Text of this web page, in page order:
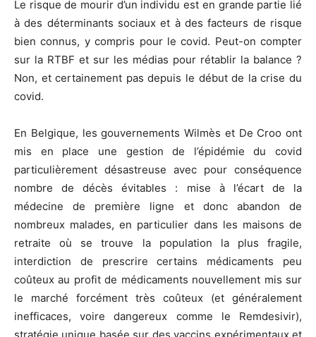
Le risque de mourir d’un individu est en grande partie lié
à des déterminants sociaux et à des facteurs de risque
bien connus, y compris pour le covid. Peut-on compter
sur la RTBF et sur les médias pour rétablir la balance ?
Non, et certainement pas depuis le début de la crise du
covid.
En Belgique, les gouvernements Wilmès et De Croo ont
mis en place une gestion de l’épidémie du covid
particulièrement désastreuse avec pour conséquence
nombre de décès évitables : mise à l’écart de la
médecine de première ligne et donc abandon de
nombreux malades, en particulier dans les maisons de
retraite où se trouve la population la plus fragile,
interdiction de prescrire certains médicaments peu
coûteux au profit de médicaments nouvellement mis sur
le marché forcément très coûteux (et généralement
inefficaces, voire dangereux comme le Remdesivir),